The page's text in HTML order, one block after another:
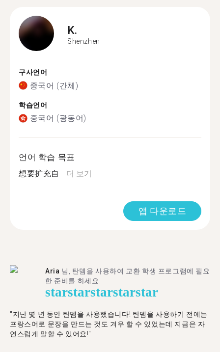
K.
Shenzhen
구사언어
중국어 (간체)
학습언어
중국어 (광동어)
언어 학습 목표
想要扩充自...더 보기
앱 다운로드
Aria 님, 탄뎀을 사용하여 교환 학생 프로그램에 필요
한 준비를 하세요.
starstarstarstarstar
"​​지난 몇 년 동안 탄뎀을 사용했습니다! 탄뎀을 사용하기 전에는
프랑스어로 문장을 만드는 것도 겨우 할 수 있었는데 지금은 자
연스럽게 말할 수 있어요!"